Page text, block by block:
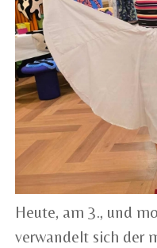
Heute, am 3., und
verwandelt sich der